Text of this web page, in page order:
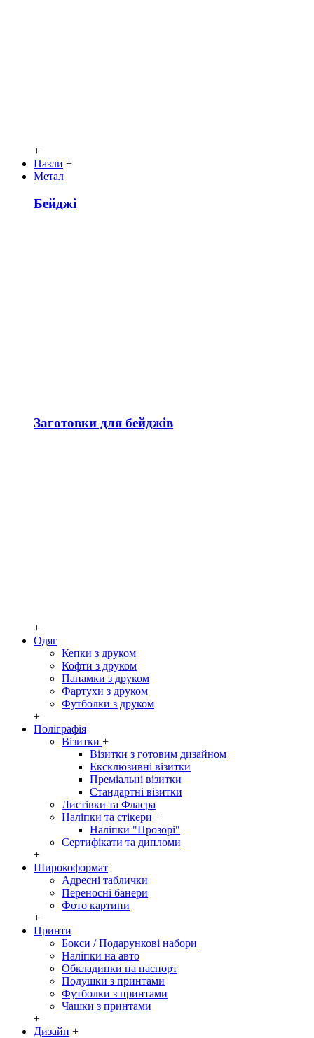
+
Пазли +
Метал
Бейджі
Заготовки для бейджів
+
Одяг
Кепки з друком
Кофти з друком
Панамки з друком
Фартухи з друком
Футболки з друком
+
Поліграфія
Візитки +
Візитки з готовим дизайном
Ексклюзивні візитки
Преміальні візитки
Стандартні візитки
Листівки та Флаєра
Наліпки та стікери +
Наліпки "Прозорі"
Сертифікати та дипломи
+
Широкоформат
Адресні таблички
Переносні банери
Фото картини
+
Принти
Бокси / Подарункові набори
Наліпки на авто
Обкладинки на паспорт
Подушки з принтами
Футболки з принтами
Чашки з принтами
+
Дизайн +